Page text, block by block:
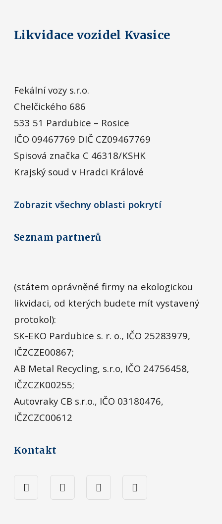
Likvidace vozidel Kvasice
Fekální vozy s.r.o.
Chelčického 686
533 51 Pardubice – Rosice
IČO 09467769 DIČ CZ09467769
Spisová značka C 46318/KSHK
Krajský soud v Hradci Králové
Zobrazit všechny oblasti pokrytí
Seznam partnerů
(státem oprávněné firmy na ekologickou
likvidaci, od kterých budete mít vystavený
protokol):
SK-EKO Pardubice s. r. o., IČO 25283979,
IČZCZE00867;
AB Metal Recycling, s.r.o, IČO 24756458,
IČZCZK00255;
Autovraky CB s.r.o., IČO 03180476,
IČZCZC00612
Kontakt